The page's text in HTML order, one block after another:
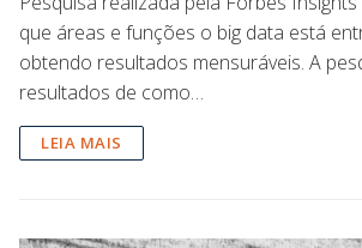
que áreas e funções o big data está
obtendo resultados mensuráveis. A
resultados de como…
LEIA MAIS